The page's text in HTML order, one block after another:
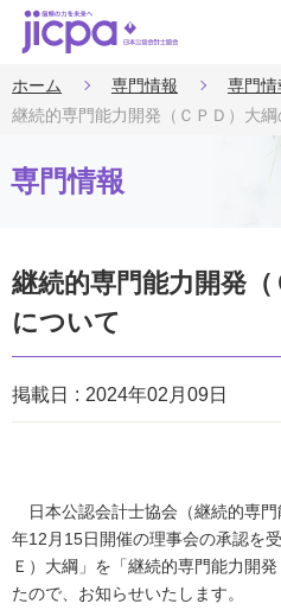
ホーム 専門情報
専門
継続的専門能力開発（ＣＰＤ）大
専門情報
継続的専門能力開発
について
掲載日 2024年02月09日
日本公認会計士協会（継続的専
年12月15日開催の理事会の承認を
Ｅ）大綱」を「継続的専門能力開
たので、お知らせいたします。